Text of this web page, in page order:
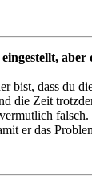
bist, dass du
die Zeit
er das